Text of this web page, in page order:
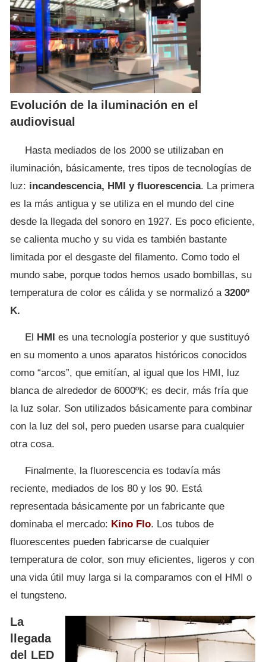
Evolución de la iluminación en el
audiovisual
Hasta mediados de los 2000 se utilizaban en
iluminación, básicamente, tres tipos de tecnologías de
luz: incandescencia, HMI y fluorescencia. La primera
es la más antigua y se utiliza en el mundo del cine
desde la llegada del sonoro en 1927. Es poco eficiente,
se calienta mucho y su vida es también bastante
limitada por el desgaste del filamento. Como todo el
mundo sabe, porque todos hemos usado bombillas, su
temperatura de color es cálida y se normalizó a 3200º
K.
El HMI es una tecnología posterior y que sustituyó
en su momento a unos aparatos históricos conocidos
como “arcos”, que emitían, al igual que los HMI, luz
blanca de alrededor de 6000ºK; es decir, más fría que
la luz solar. Son utilizados básicamente para combinar
con la luz del sol, pero pueden usarse para cualquier
otra cosa.
Finalmente, la fluorescencia es todavía más
reciente, mediados de los 80 y los 90. Está
representada básicamente por un fabricante que
dominaba el mercado: Kino Flo. Los tubos de
fluorescentes pueden fabricarse de cualquier
temperatura de color, son muy eficientes, ligeros y con
una vida útil muy larga si la comparamos con el HMI o
el tungsteno.
La
llegada
del LED